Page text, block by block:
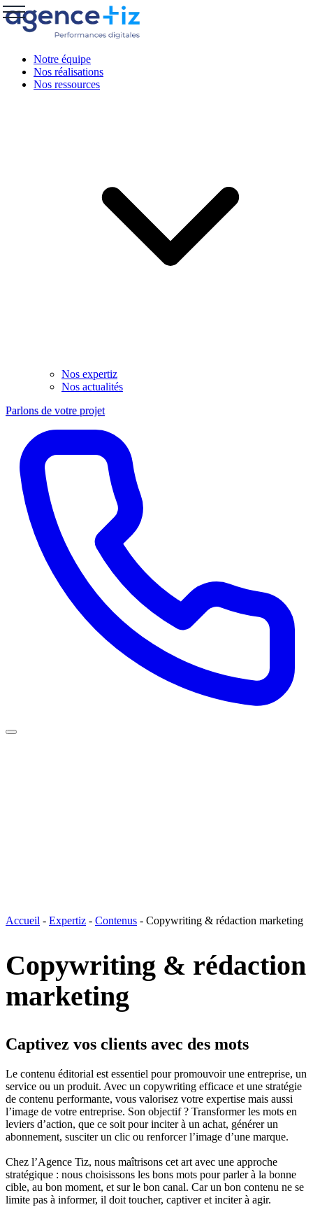
Notre équipe
Nos réalisations
Nos ressources
Nos expertiz
Nos actualités
Parlons de votre projet
Accueil - Expertiz - Contenus - Copywriting & rédaction marketing
Copywriting & rédaction
marketing
Captivez vos clients avec des mots
Le contenu éditorial est essentiel pour promouvoir une entreprise, un
service ou un produit. Avec un copywriting efficace et une stratégie
de contenu performante, vous valorisez votre expertise mais aussi
l’image de votre entreprise. Son objectif ? Transformer les mots en
leviers d’action, que ce soit pour inciter à un achat, générer un
abonnement, susciter un clic ou renforcer l’image d’une marque.
Chez l’Agence Tiz, nous maîtrisons cet art avec une approche
stratégique : nous choisissons les bons mots pour parler à la bonne
cible, au bon moment, et sur le bon canal. Car un bon contenu ne se
limite pas à informer, il doit toucher, captiver et inciter à agir.